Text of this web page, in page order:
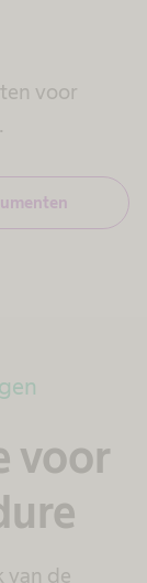
voor
voor
van de